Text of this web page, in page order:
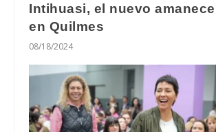
Intihuasi, el nuevo
en Quilmes
08/18/2024